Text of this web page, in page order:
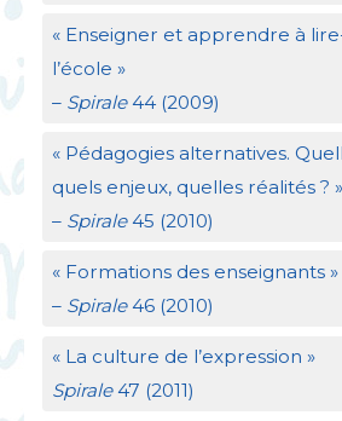
« Enseigner et apprendre à
l’école »
– Spirale44 (2009)
« Pédagogies alternatives.
quels enjeux, quelles réalités ? »
– Spirale45 (2010)
« Formations des enseignants »
– Spirale46 (2010)
« La culture de l’expression »
Spirale47 (2011)